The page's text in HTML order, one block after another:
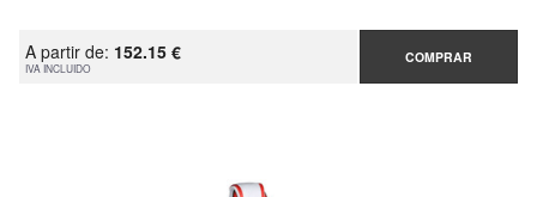
A partir de: 152.15 €
IVA INCLUIDO
COMPRAR